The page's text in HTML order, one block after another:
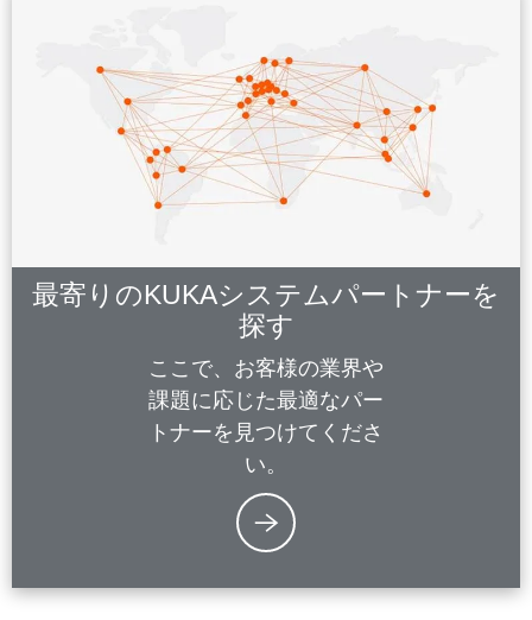
最寄りのKUKAシステムパートナーを
探す
ここで、お客様の業界や
課題に応じた最適なパー
トナーを見つけてくださ
い。